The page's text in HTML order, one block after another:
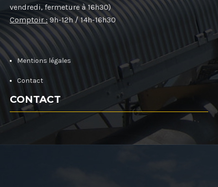
vendredi, fermeture à 16h30)
Comptoir : 9h-12h / 14h-16h30
Mentions légales
Contact
CONTACT